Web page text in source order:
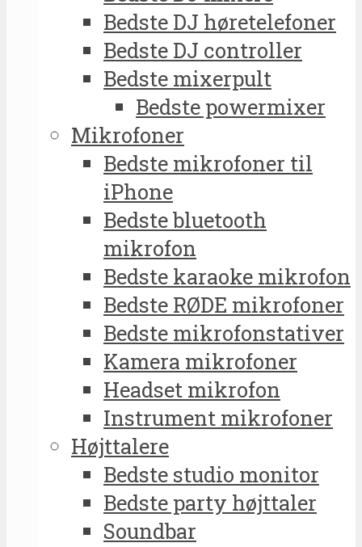
Bedste DJ høretelefoner
Bedste DJ controller
Bedste mixerpult
Bedste powermixer
Mikrofoner
Bedste mikrofoner til
iPhone
Bedste bluetooth
mikrofon
Bedste karaoke mikrofon
Bedste RØDE mikrofoner
Bedste mikrofonstativer
Kamera mikrofoner
Headset mikrofon
Instrument mikrofoner
Højttalere
Bedste studio monitor
Bedste party højttaler
Soundbar